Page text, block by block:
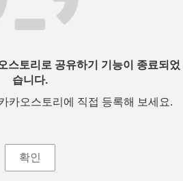
스토리로 공유하기 기능이 종료되었
습니다.
카오스토리에 직접 등록해 보세요.
확인